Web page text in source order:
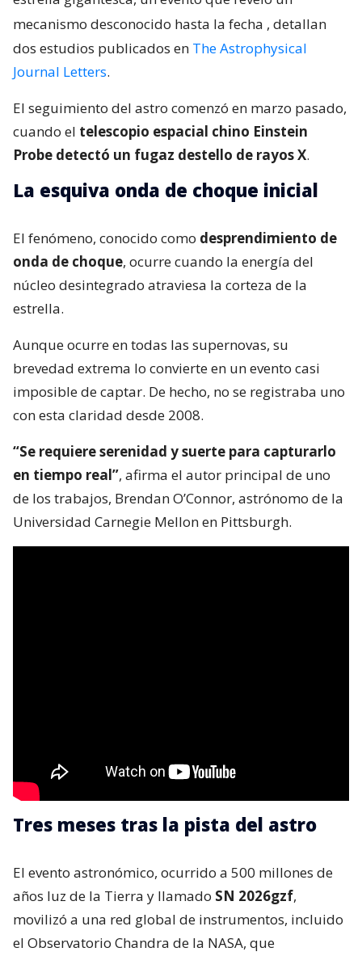
mecanismo desconocido hasta la fecha , detallan
dos estudios publicados en The Astrophysical
Journal Letters.
El seguimiento del astro comenzó en marzo pasado,
cuando el telescopio espacial chino Einstein
Probe detectó un fugaz destello de rayos X.
La esquiva onda de choque inicial
El fenómeno, conocido como desprendimiento de
onda de choque, ocurre cuando la energía del
núcleo desintegrado atraviesa la corteza de la
estrella.
Aunque ocurre en todas las supernovas, su
brevedad extrema lo convierte en un evento casi
imposible de captar. De hecho, no se registraba uno
con esta claridad desde 2008.
“Se requiere serenidad y suerte para capturarlo
en tiempo real”, afirma el autor principal de uno
de los trabajos, Brendan O’Connor, astrónomo de la
Universidad Carnegie Mellon en Pittsburgh.
Tres meses tras la pista del astro
El evento astronómico, ocurrido a 500 millones de
años luz de la Tierra y llamado SN 2026gzf,
movilizó a una red global de instrumentos, incluido
el Observatorio Chandra de la NASA, que